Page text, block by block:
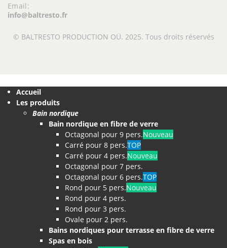
Email:
info@baltresto.fr
© BALTRESTO PRODUCTION OÜ. 2025. Tous droits réservés
Accueil
Les produits
Bain nordique
Bain nordique en fibre de verre
Octagonal pour 9 pers.Nouveau
Carré pour 8 pers.TOP
Carré pour 4 pers.Nouveau
Octagonal pour 7 pers.
Octagonal pour 6 pers.TOP
Rond pour 5 pers.Nouveau
Rond pour 4 pers.
Rond pour 3 pers.
Ovale pour 2 pers.
Bains nordiques pour terrasse en fibre de verre
Spas en bois